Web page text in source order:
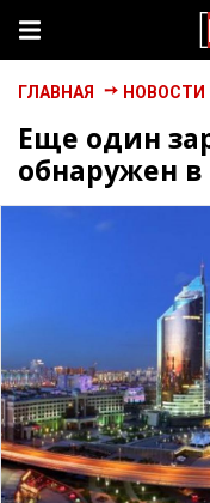
ГЛАВНАЯ НОВОСТИ
Еще один
обнаружен